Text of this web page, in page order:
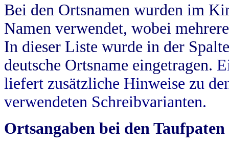
Bei den Ortsnamen wurden im
Namen verwendet, wobei
In dieser Liste wurde in der
deutsche Ortsname eingetragen.
liefert zusätzliche Hinweise zu
verwendeten Schreibvarianten.
Ortsangaben bei den Taufpaten